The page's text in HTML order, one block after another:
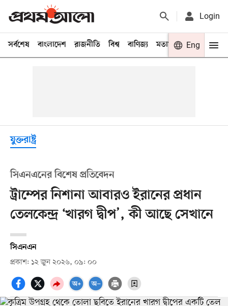
Login
সর্বশেষ বাংলাদেশ রাজনীতি বিশ্ব বাণিজ্য মতামত খেলা
Eng
যুক্তরাষ্ট্র
সিএনএনের বিশেষ প্রতিবেদন
ট্রাম্পের নিশানা আবারও ইরানের প্রধান
তেলকেন্দ্র ‘খারগ দ্বীপ’, কী আছে সেখানে
সিএনএন
প্রকাশ: ১২ জুন ২০২৬, ০৯: ০০